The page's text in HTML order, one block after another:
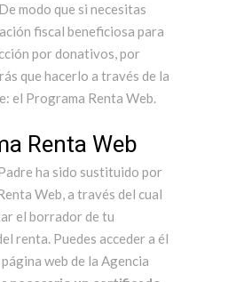
modo que si necesitas
fiscal beneficiosa para
por donativos, por
que hacerlo a través de la
el Programa Renta Web.
Renta Web
ha sido sustituido por
Web, a través del cual
el borrador de tu
renta. Puedes acceder a él
web de la Agencia